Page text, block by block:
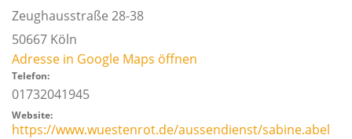
Zeughausstraße 28-38
50667 Köln
Adresse in Google Maps öffnen
Telefon:
01732041945
Website:
https://www.wuestenrot.de/aussendienst/sabine.abel